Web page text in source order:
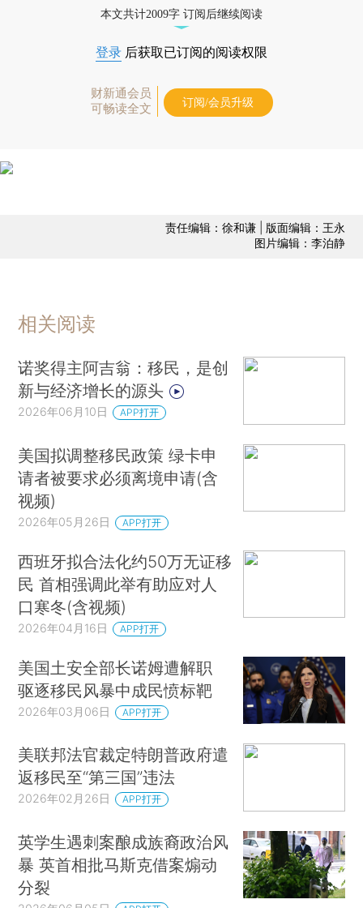
本文共计2009字 订阅后继续阅读
登录 后获取已订阅的阅读权限
财新通会员
可畅读全文
订阅/会员升级
责任编辑：徐和谦 | 版面编辑：王永
图片编辑：李泊静
相关阅读
诺奖得主阿吉翁：移民，是创
新与经济增长的源头
2026年06月10日 APP打开
美国拟调整移民政策 绿卡申
请者被要求必须离境申请(含
视频)
2026年05月26日 APP打开
西班牙拟合法化约50万无证移
民 首相强调此举有助应对人
口寒冬(含视频)
2026年04月16日 APP打开
美国土安全部长诺姆遭解职
驱逐移民风暴中成民愤标靶
2026年03月06日 APP打开
美联邦法官裁定特朗普政府遣
返移民至“第三国”违法
2026年02月26日 APP打开
英学生遇刺案酿成族裔政治风
暴 英首相批马斯克借案煽动
分裂